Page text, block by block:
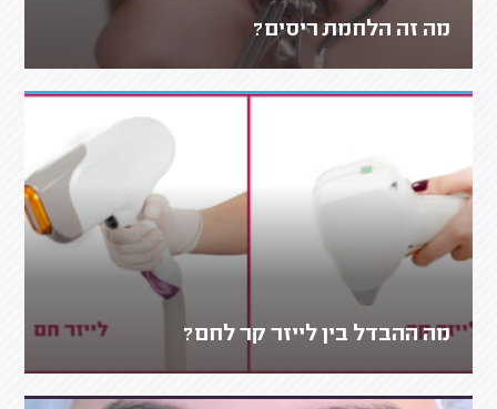
מה זה הלחמת ריסים?
מה ההבדל בין לייזר קר לחם?